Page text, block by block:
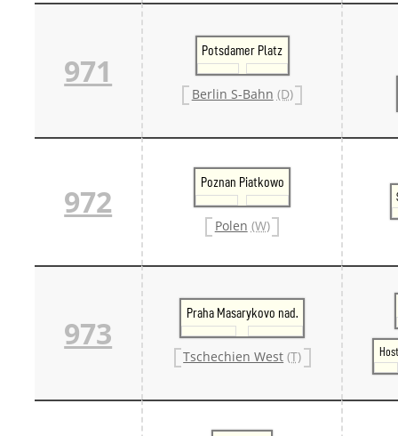
971
Potsdamer Platz
Berlin S-Bahn (D)
972
Poznan Piatkowo
Polen (W)
973
Praha Masarykovo nad.
Tschechien West (T)